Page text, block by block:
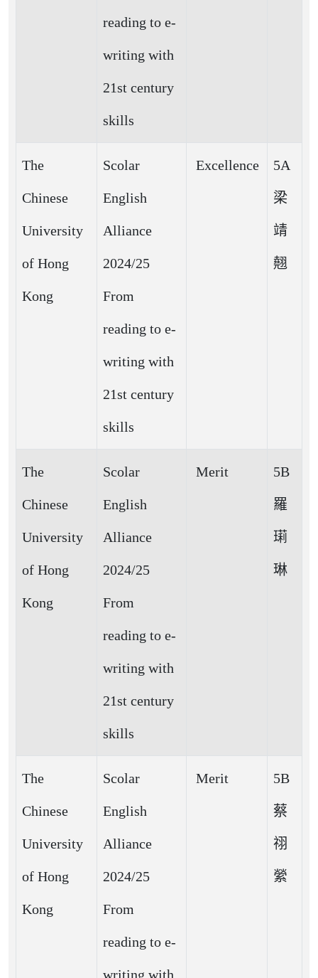
reading to e-
writing with
21st century
skills
The
Chinese
University
of Hong
Kong
Scolar
English
Alliance
2024/25
From
reading to e-
writing with
21st century
skills
Excellence 5A
梁
靖
翹
The
Chinese
University
of Hong
Kong
Scolar
English
Alliance
2024/25
From
reading to e-
writing with
21st century
skills
Merit 5B
羅
㻳
琳
The
Chinese
University
of Hong
Kong
Scolar
English
Alliance
2024/25
From
reading to e-
writing with
Merit 5B
蔡
祤
縈